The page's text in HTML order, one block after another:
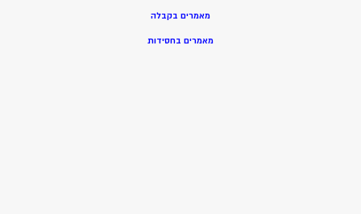
מאמרים בקבלה
מאמרים בחסידות